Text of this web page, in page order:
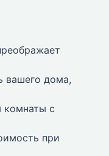
вашего дома,
комнаты с
при